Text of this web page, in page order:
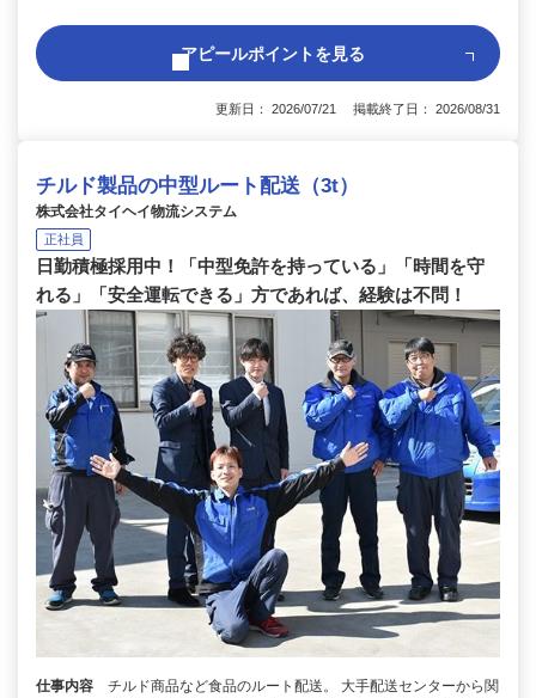
アピールポイントを見る
更新日： 2026/07/21 掲載終了日： 2026/08/31
チルド製品の中型ルート配送（3t）
株式会社タイヘイ物流システム
正社員
日勤積極採用中！「中型免許を持っている」「時間を守
れる」「安全運転できる」方であれば、経験は不問！
仕事内容
チルド商品など食品のルート配送。 大手配送センターから関